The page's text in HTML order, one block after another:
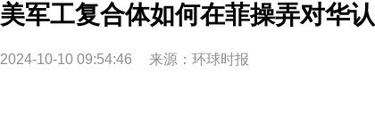
美军工复合体如何在菲操弄对华
2024-10-10 09:54:46 来源：环球时报